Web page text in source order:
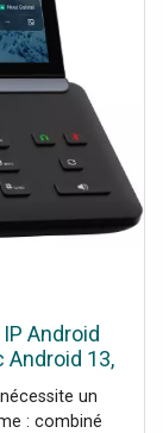
Android
Android 13,
BTH88un
: combiné